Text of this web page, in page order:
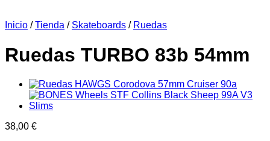
Inicio / Tienda / Skateboards / Ruedas
Ruedas TURBO 83b 54mm
38,00 €